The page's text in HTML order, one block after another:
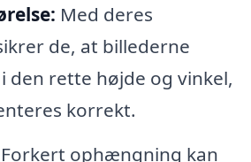
Med deres
de, at billederne
den rette højde og vinkel,
korrekt.
Forkert ophængning kan